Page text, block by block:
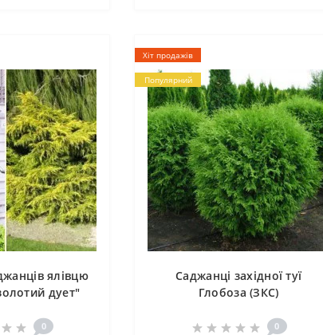
ялівцю
дует"
0
Хіт продажів
Популярний
Саджанці західної туї
Глобоза (ЗКС)
0